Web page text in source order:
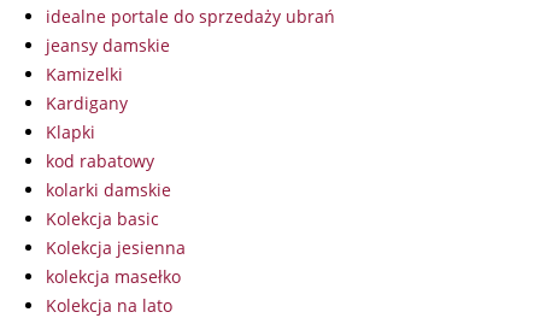
idealne portale do sprzedaży ubrań
jeansy damskie
Kamizelki
Kardigany
Klapki
kod rabatowy
kolarki damskie
Kolekcja basic
Kolekcja jesienna
kolekcja masełko
Kolekcja na lato